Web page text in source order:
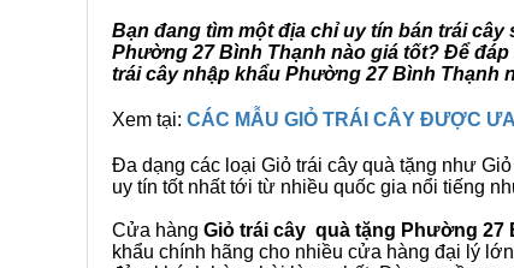
Bạn đang tìm một địa chỉ uy tín bán trái
Phường 27 Bình Thạnh nào giá tốt? Để
trái cây nhập khẩu Phường 27 Bình Thạnh
Xem tại: CÁC MẪU GIỎ TRÁI CÂY ĐƯỢC
Đa dạng các loại Giỏ trái cây quà tặng như
uy tín tốt nhất tới từ nhiều quốc gia nổi tiếng
Cửa hàng Giỏ trái cây quà tặng Phường 27
khẩu chính hãng cho nhiều cửa hàng đại lý